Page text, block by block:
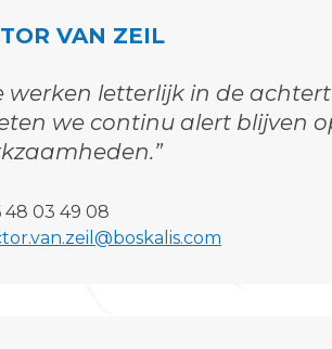
VAN ZEIL
werken letterlijk in de
we continu alert blijven
48 03 49 08